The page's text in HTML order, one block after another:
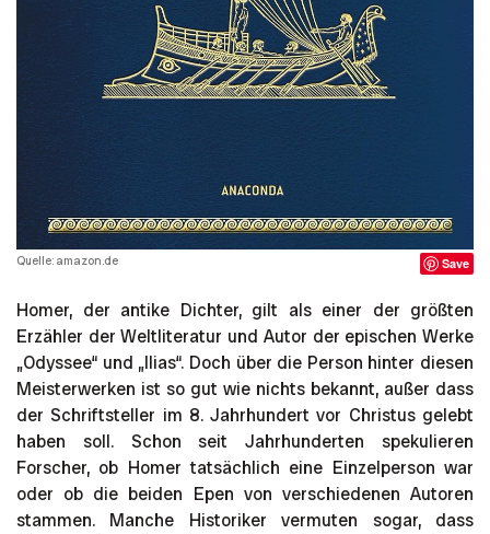
Quelle: amazon.de Save
Homer, der antike Dichter, gilt als einer der größten
Erzähler der Weltliteratur und Autor der epischen Werke
„Odyssee“ und „Ilias“. Doch über die Person hinter diesen
Meisterwerken ist so gut wie nichts bekannt, außer dass
der Schriftsteller im 8. Jahrhundert vor Christus gelebt
haben soll. Schon seit Jahrhunderten spekulieren
Forscher, ob Homer tatsächlich eine Einzelperson war
oder ob die beiden Epen von verschiedenen Autoren
stammen. Manche Historiker vermuten sogar, dass